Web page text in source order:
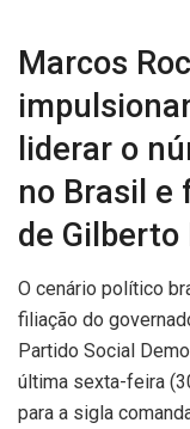
Marcos
liderar o
no Brasil e
de Gilberto
O cenário político
filiação do
Partido Social
última sexta-feira
para a sigla